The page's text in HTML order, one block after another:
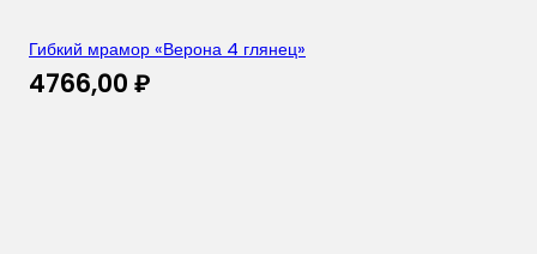
Гибкий мрамор «Верона 4 глянец»
4766,00 ₽